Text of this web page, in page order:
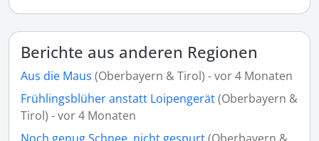
Berichte aus anderen Regionen
Aus die Maus (Oberbayern & Tirol) - vor 4 Monaten
Frühlingsblüher anstatt Loipengerät(Oberbayern &
Tirol) - vor 4 Monaten